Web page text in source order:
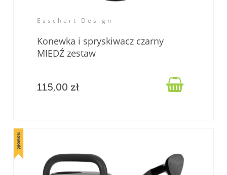
Esschert Design
Konewka i spryskiwacz czarny
MIEDŹ zestaw
115,00 zł 